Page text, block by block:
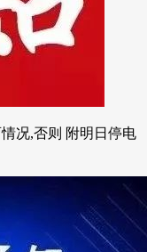
况,否则 附明日停电